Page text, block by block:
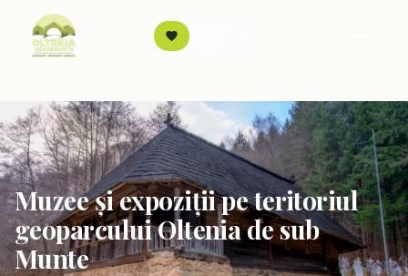
Sari la conținut
Muzee și expoziții pe teritoriul
geoparcului Oltenia de sub
Munte